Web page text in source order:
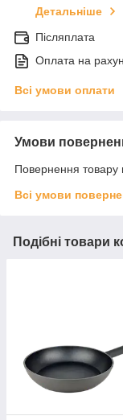
Детальніше
Післяплата
Оплата на
Всі умови оплати
Умови
Повернення товару
Всі умови
Подібні товари